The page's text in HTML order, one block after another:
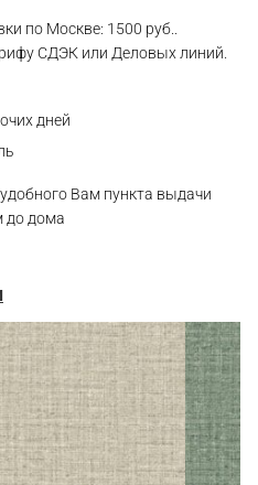
по Москве: 1500 руб..
СДЭК или Деловых линий.
дней
Вам пункта выдачи
до дома